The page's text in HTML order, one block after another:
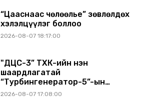
“Цааснаас чөлөөлье” зөвлөлдөх
хэлэлцүүлэг боллоо
2026-08-07 18:17:00
"ДЦС-3” ТӨХК-ийн нэн
шаардлагатай
“Турбингенератор-5”-ын
шинэчлэлийн төсвийг
2026-08-07 17:08:00